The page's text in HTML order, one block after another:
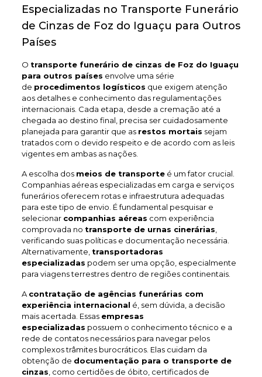
Especializadas no Transporte Funerário
de Cinzas de Foz do Iguaçu para Outros
Países
O transporte funerário de cinzas de Foz do Iguaçu
para outros países envolve uma série
de procedimentos logísticos que exigem atenção
aos detalhes e conhecimento das regulamentações
internacionais. Cada etapa, desde a cremação até a
chegada ao destino final, precisa ser cuidadosamente
planejada para garantir que as restos mortais sejam
tratados com o devido respeito e de acordo com as leis
vigentes em ambas as nações.
A escolha dos meios de transporteé um fator crucial.
Companhias aéreas especializadas em carga e serviços
funerários oferecem rotas e infraestrutura adequadas
para este tipo de envio. É fundamental pesquisar e
selecionar companhias aéreas com experiência
comprovada no transporte de urnas cinerárias
verificando suas políticas e documentação necessária.
Alternativamente, transportadoras
especializadas podem ser uma opção, especialmente
para viagens terrestres dentro de regiões continentais.
A contratação de agências funerárias com
experiência internacional é, sem dúvida, a decisão
mais acertada. Essas empresas
especializadas possuem o conhecimento técnico e a
rede de contatos necessários para navegar pelos
complexos trâmites burocráticos. Elas cuidam da
obtenção de documentação para o transporte de
cinzas , como certidões de óbito, certificados de